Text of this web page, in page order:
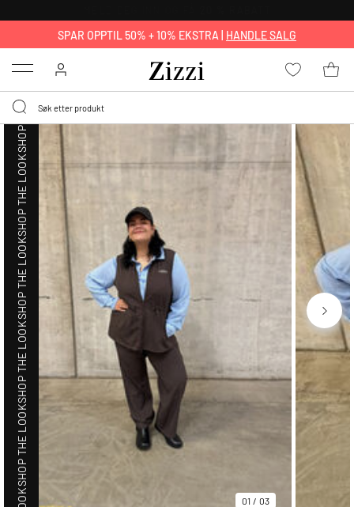
SPAR OPPTIL 50% + 10% EKSTRA | HANDLE SALG
Menu
01 / 03
SHOP THE LOOK
SHOP THE LOOK
SHOP THE LOOK
SHOP THE LOOK
SHOP THE LOOK
SHOP THE LOOK